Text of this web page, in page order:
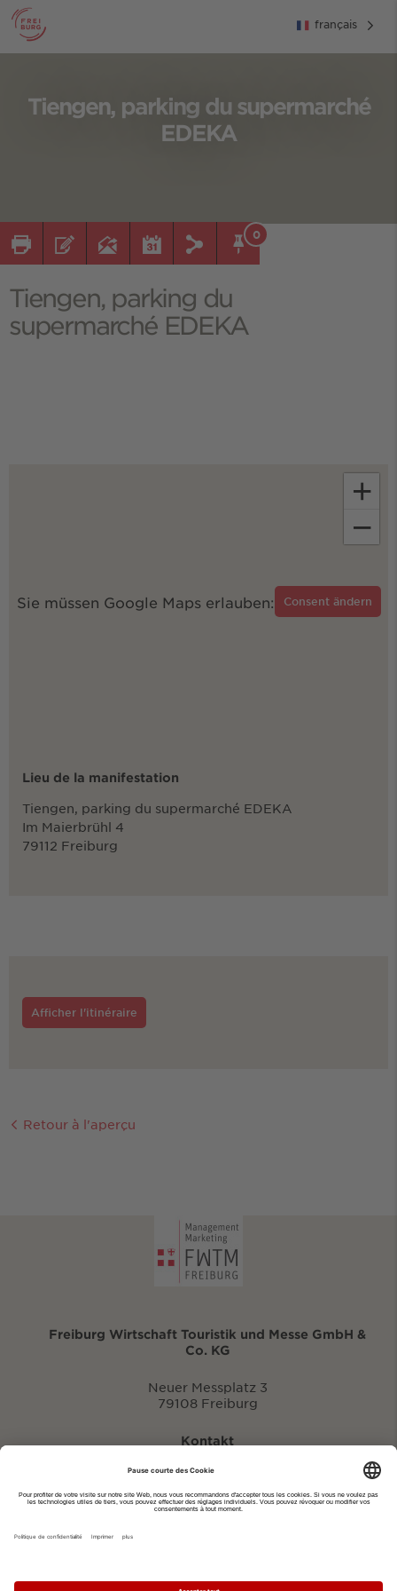
français
Tiengen, parking du supermarché
EDEKA
0
Tiengen, parking du
supermarché EDEKA
Sie müssen Google Maps erlauben: Consent ändern
+
−
Lieu de la manifestation
Tiengen, parking du supermarché EDEKA
Im Maierbrühl 4
79112 Freiburg
Afficher l'itinéraire
Retour à l'aperçu
Freiburg Wirtschaft Touristik und Messe GmbH &
Co. KG
Neuer Messplatz 3
79108 Freiburg
Kontakt
eventportal@fwtm.de